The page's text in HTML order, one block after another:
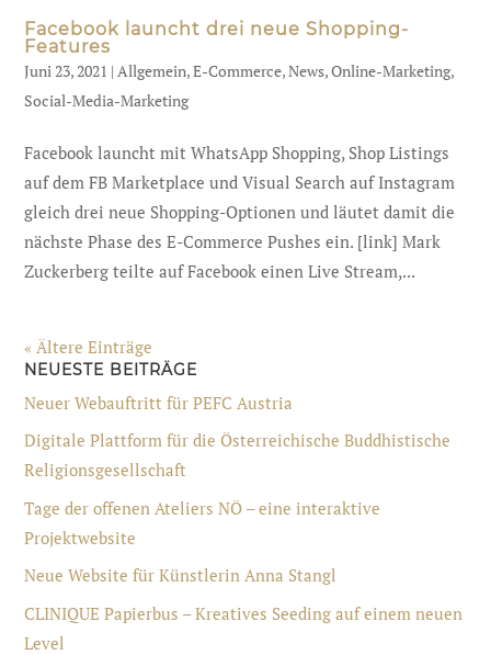
Facebook launcht drei neue Shopping-
Features
Juni 23, 2021 | Allgemein,E-Commerce,News,Online-Marketing,
Social-Media-Marketing
Facebook launcht mit WhatsApp Shopping, Shop Listings
auf dem FB Marketplace und Visual Search auf Instagram
gleich drei neue Shopping-Optionen und läutet damit die
nächste Phase des E-Commerce Pushes ein. [link] Mark
Zuckerberg teilte auf Facebook einen Live Stream,...
« Ältere Einträge
NEUESTE BEITRÄGE
Neuer Webauftritt für PEFC Austria
Digitale Plattform für die Österreichische Buddhistische
Religionsgesellschaft
Tage der offenen Ateliers NÖ – eine interaktive
Projektwebsite
Neue Website für Künstlerin Anna Stangl
CLINIQUE Papierbus – Kreatives Seeding auf einem neuen
Level